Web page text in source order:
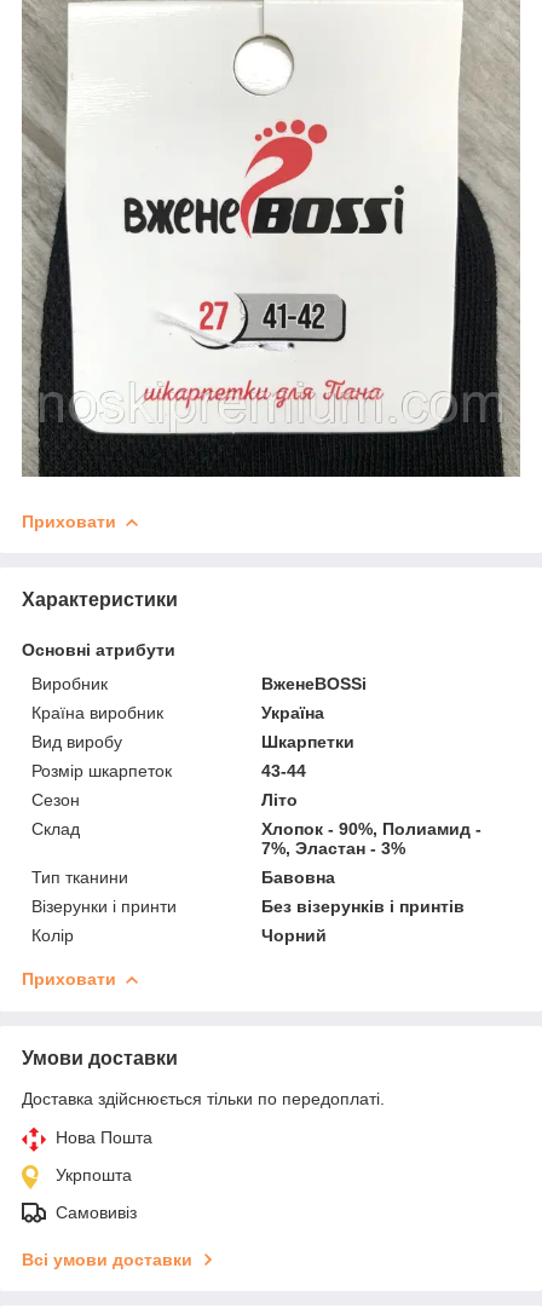
Приховати
Характеристики
Основні атрибути
Виробник
ВженеBOSSі
Країна виробник
Україна
Вид виробу
Шкарпетки
Розмір шкарпеток
43-44
Сезон
Літо
Склад
Хлопок - 90%, Полиамид -
7%, Эластан - 3%
Тип тканини
Бавовна
Візерунки і принти
Без візерунків і принтів
Колір
Чорний
Приховати
Умови доставки
Доставка здійснюється тільки по передоплаті.
Нова Пошта
Укрпошта
Самовивіз
Всі умови доставки